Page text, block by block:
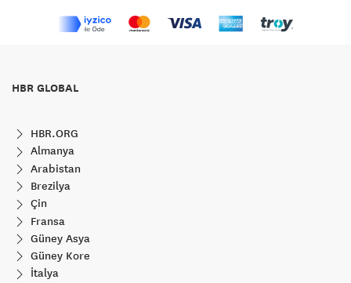
HBR GLOBAL
HBR.ORG
Almanya
Arabistan
Brezilya
Çin
Fransa
Güney Asya
Güney Kore
İtalya